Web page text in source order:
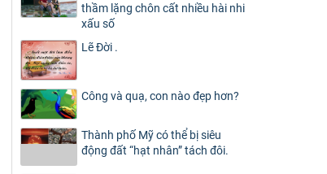
thầm lặng chôn cất nhiều hài nhi
xấu số
Lẽ Đời .
Công và quạ, con nào đẹp hơn?
Thành phố Mỹ có thể bị siêu
động đất “hạt nhân” tách đôi.